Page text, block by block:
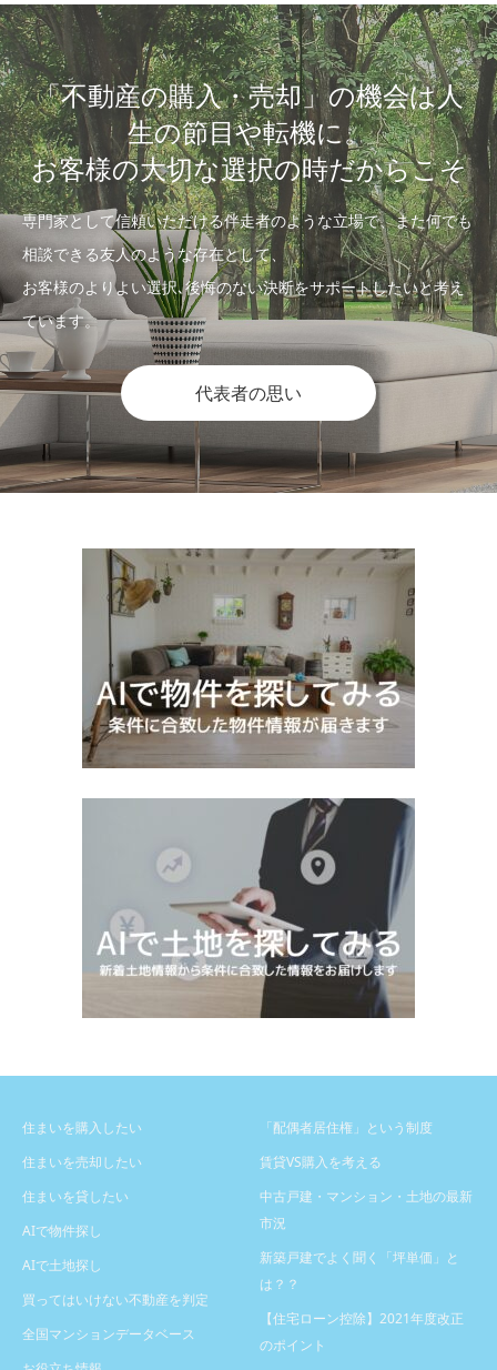
「不動産の購入・売却」の機会は人
生の節目や転機に。
お客様の大切な選択の時だからこそ
専門家として信頼いただける伴走者のような立場で、また何でも
相談できる友人のような存在として、
お客様のよりよい選択､後悔のない決断をサポートしたいと考え
ています。
代表者の思い
住まいを購入したい
住まいを売却したい
住まいを貸したい
AIで物件探し
AIで土地探し
買ってはいけない不動産を判定
全国マンションデータベース
「配偶者居住権」という制度
賃貸VS購入を考える
中古戸建・マンション・土地の最新
市況
新築戸建でよく聞く「坪単価」と
は？？
【住宅ローン控除】2021年度改正
のポイント